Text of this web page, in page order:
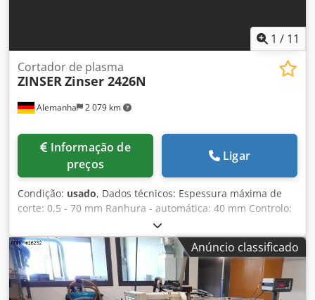
1 / 11
Alemanha 2 079 km
Cortador de plasma
ZINSER Zinser 2426N
preços
Ligar
Condição: usado, Dados técnicos: Espessura máxima de
corte: 0,5 - 70 mm Ranhura - automática: 40 mm Controlo:
CNC 2050 Tamanho da mesa: 2x C:1500 x L: 1700 x A: 720
mm Cabeças da tocha: 2 peças Peso da máquina aprox.:
6,7 toneladas Máquina de corte por chama autogénea com
mesa. Os seguintes processos podem ser utilizados com o
equipamento adicional adequado: Corte a plasma;
Marcação a plasma; Marcação; Puncionamento central;
Anúncio classificado